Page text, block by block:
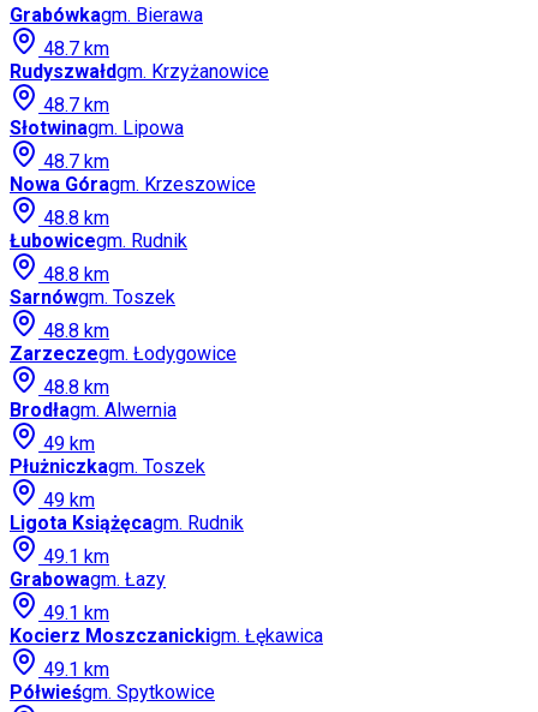
Grabówkagm. Bierawa
48.7 km
Rudyszwałdgm. Krzyżanowice
48.7 km
Słotwinagm. Lipowa
48.7 km
Nowa Góragm. Krzeszowice
48.8 km
Łubowicegm. Rudnik
48.8 km
Sarnówgm. Toszek
48.8 km
Zarzeczegm. Łodygowice
48.8 km
Brodłagm. Alwernia
49 km
Płużniczkagm. Toszek
49 km
Ligota Książęcagm. Rudnik
49.1 km
Grabowagm. Łazy
49.1 km
Kocierz Moszczanickigm. Łękawica
49.1 km
Półwieśgm. Spytkowice